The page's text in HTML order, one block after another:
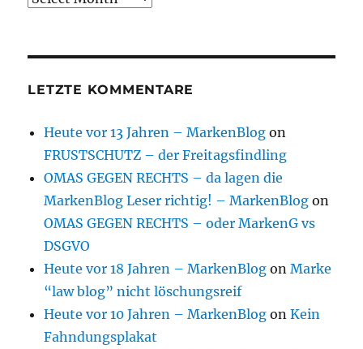
LETZTE KOMMENTARE
Heute vor 13 Jahren – MarkenBlog on
FRUSTSCHUTZ – der Freitagsfindling
OMAS GEGEN RECHTS – da lagen die
MarkenBlog Leser richtig! – MarkenBlog on
OMAS GEGEN RECHTS – oder MarkenG vs
DSGVO
Heute vor 18 Jahren – MarkenBlog onMarke
“law blog” nicht löschungsreif
Heute vor 10 Jahren – MarkenBlog onKein
Fahndungsplakat